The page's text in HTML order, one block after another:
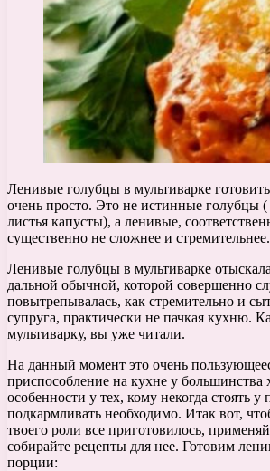
Ленивые голубцы в мультиварке
очень просто. Это не истинные голубцы (
листья капусты), а ленивые,
существенно не сложнее и стремительнее.
Ленивые голубцы в мультиварке
дальной обычной, которой совершенно
повытрепывалась, как стремительно и
супруга, практически не пачкая кухню.
мультиварку, вы уже читали.
На данный момент это очень
приспособление на кухне у большинства
особенности у тех, кому некогда стоять
подкармливать необходимо. Итак вот,
твоего роли все приготовилось,
собирайте рецепты для нее. Готовим
порции: